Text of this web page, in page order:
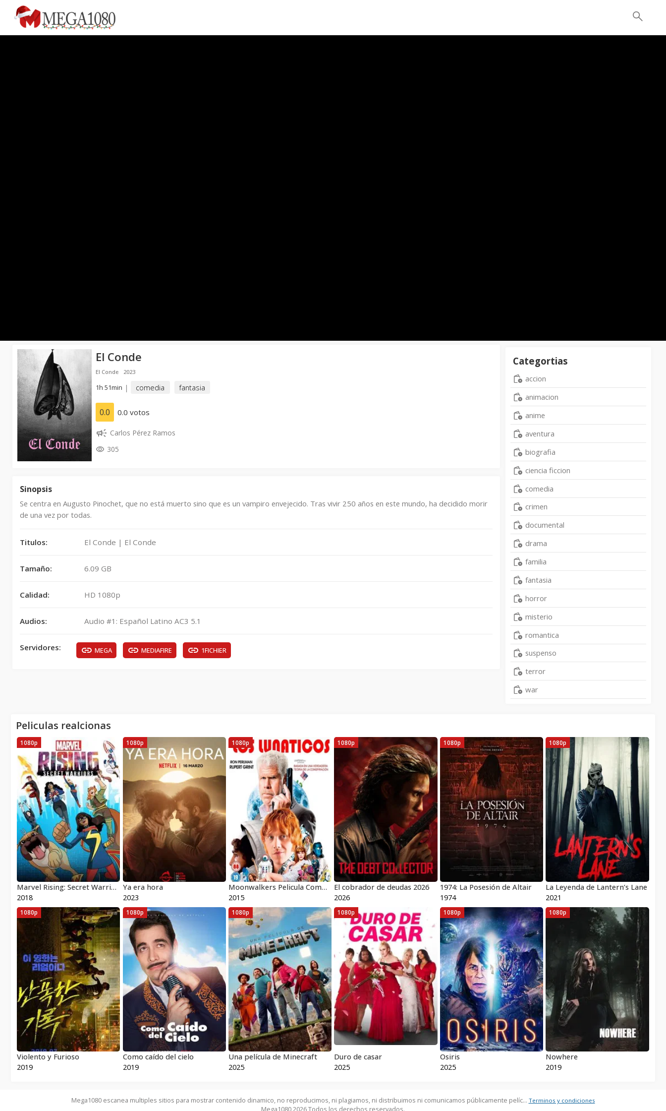
El Conde
El Conde 2023
1h 51min | comedia fantasia
0.0 0.0 votos
Carlos Pérez Ramos
305
Sinopsis
Se centra en Augusto Pinochet, que no está muerto sino que es un vampiro envejecido. Tras vivir 250 años en este mundo, ha decidido morir
de una vez por todas.
Titulos: El Conde | El Conde
Tamaño: 6.09 GB
Calidad: HD 1080p
Audios: Audio #1: Español Latino AC3 5.1
Servidores: MEGA MEDIAFIRE 1FICHIER
Categortias
accion
animacion
anime
aventura
biografia
ciencia ficcion
comedia
crimen
documental
drama
familia
fantasia
horror
misterio
romantica
suspenso
terror
war
Peliculas realcionas
Marvel Rising: Secret Warriors
2018
1080p
Ya era hora
2023
1080p
Moonwalkers Pelicula Completa HD 1080 [MEGA] [LATINO]
2015
1080p
El cobrador de deudas 2026
2026
1080p
1974: La Posesión de Altair
1974
1080p
La Leyenda de Lantern’s Lane
2021
1080p
Violento y Furioso
2019
1080p
Como caído del cielo
2019
1080p
Una película de Minecraft
2025
1080p
Duro de casar
2025
1080p
Osiris
2025
1080p
Nowhere
2019
1080p
Mega1080 escanea multiples sitios para mostrar contenido dinamico, no reproducimos, ni plagiamos, ni distribuimos ni comunicamos públicamente pelíc... Terminos y condiciones